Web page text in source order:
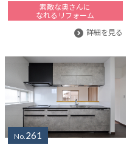
素敵な奥さんに
なれるリフォーム
詳細を見る
No.261